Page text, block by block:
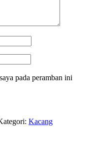
pada peramban ini
Kacang